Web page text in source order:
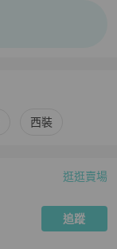
西裝
逛逛賣場
追蹤